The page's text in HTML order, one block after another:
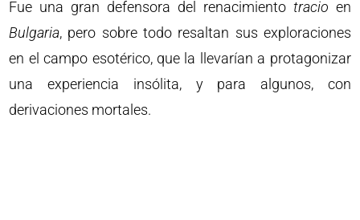
Fue una gran defensora del renacimiento tracio en
Bulgaria, pero sobre todo resaltan sus exploraciones
en el campo esotérico, que la llevarían a protagonizar
una experiencia insólita, y para algunos, con
derivaciones mortales.